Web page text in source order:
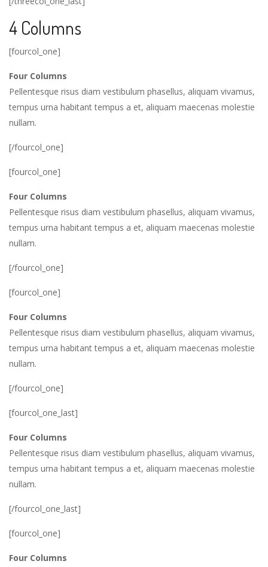
4 Columns
[fourcol_one]
Four Columns
Pellentesque risus diam vestibulum phasellus, aliquam vivamus,
tempus urna habitant tempus a et, aliquam maecenas molestie
nullam.
[/fourcol_one]
[fourcol_one]
Four Columns
Pellentesque risus diam vestibulum phasellus, aliquam vivamus,
tempus urna habitant tempus a et, aliquam maecenas molestie
nullam.
[/fourcol_one]
[fourcol_one]
Four Columns
Pellentesque risus diam vestibulum phasellus, aliquam vivamus,
tempus urna habitant tempus a et, aliquam maecenas molestie
nullam.
[/fourcol_one]
[fourcol_one_last]
Four Columns
Pellentesque risus diam vestibulum phasellus, aliquam vivamus,
tempus urna habitant tempus a et, aliquam maecenas molestie
nullam.
[/fourcol_one_last]
[fourcol_one]
Four Columns